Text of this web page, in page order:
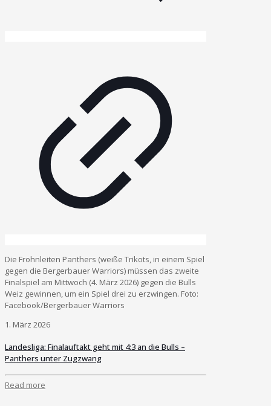
Die Frohnleiten Panthers (weiße Trikots, in einem Spiel
gegen die Bergerbauer Warriors) müssen das zweite
Finalspiel am Mittwoch (4. März 2026) gegen die Bulls
Weiz gewinnen, um ein Spiel drei zu erzwingen. Foto:
Facebook/Bergerbauer Warriors
1. März 2026
Landesliga: Finalauftakt geht mit 4:3 an die Bulls –
Panthers unter Zugzwang
Read more